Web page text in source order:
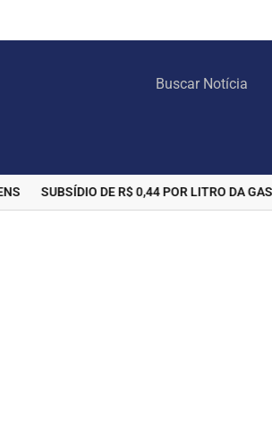
SUBSÍDIO DE R$ 0,44 POR LITRO DA